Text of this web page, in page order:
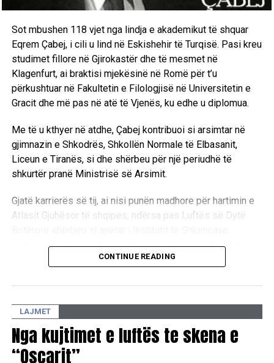
Sot mbushen 118 vjet nga lindja e akademikut të shquar
Eqrem Çabej, i cili u lind në Eskishehir të Turqisë. Pasi kreu
studimet fillore në Gjirokastër dhe të mesmet në
Klagenfurt, ai braktisi mjekësinë në Romë për t’u
përkushtuar në Fakultetin e Filologjisë në Universitetin e
Gracit dhe më pas në atë të Vjenës, ku edhe u diplomua.
Me të u kthyer në atdhe, Çabej kontribuoi si arsimtar në
gjimnazin e Shkodrës, Shkollën Normale të Elbasanit,
Liceun e Tiranës, si dhe shërbeu për një periudhë të
shkurtër pranë Ministrisë së Arsimit.
Gjatë karrierës së tij, ai nisi punën madhore për hartimin e
Atlasit Gjuhësor të shqipes, ndërsa pas Luftës së Dytë
pedagog në Universitetin e Tiranës dhe anëtar themelues i
Akademisë së Shkencave. Integriteti i tij i lartë intelektual
Mbretëror i Studimeve Shqiptare.
Si studiues poliedrik në leksikologji, gjuhësi historike,
dialektologji e etimologji, Çabej mbetet i njohur për botimin
kritik të “Mesharit” të Gjon Buzukut dhe Fjalorin Etimologjik
të Gjuhës Shqipe. Sot mbushen po ashtu 46 vjet nga ndarja
CONTINUE READING
LAJMET
Nga kujtimet e luftës te skena e
“Oscarit”